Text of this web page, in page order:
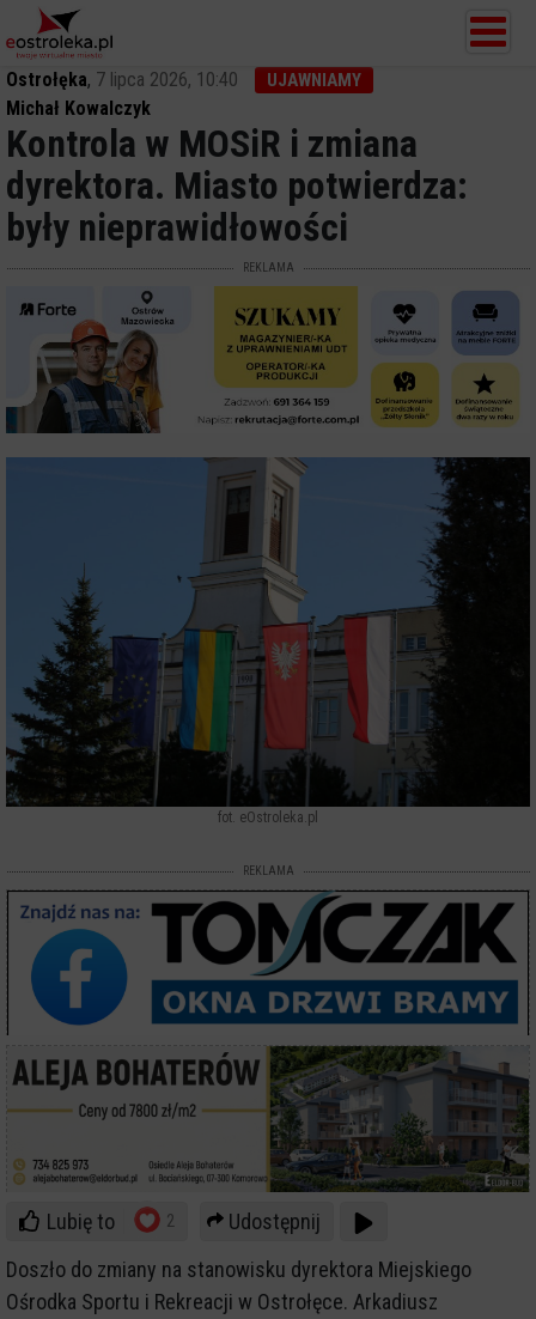
Ostrołęka, 7 lipca 2026, 10:40 UJAWNIAMY
Michał Kowalczyk
Kontrola w MOSiR i zmiana
dyrektora. Miasto potwierdza:
były nieprawidłowości
REKLAMA
fot. eOstroleka.pl
REKLAMA
Lubię to 2
Udostępnij
Doszło do zmiany na stanowisku dyrektora Miejskiego
Ośrodka Sportu i Rekreacji w Ostrołęce. Arkadiusz